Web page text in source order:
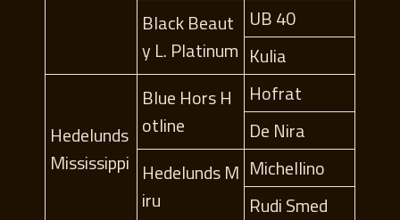
Black Beaut
y L. Platinum
UB 40
Kulia
Hedelunds
Mississippi
Blue Hors H
otline
Hofrat
De Nira
Hedelunds M
iru
Michellino
Rudi Smed